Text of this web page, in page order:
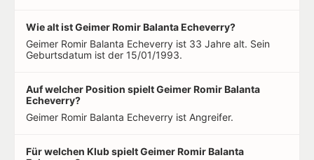
Wie alt ist Geimer Romir Balanta Echeverry?
Geimer Romir Balanta Echeverry ist 33 Jahre alt. Sein
Geburtsdatum ist der 15/01/1993.
Auf welcher Position spielt Geimer Romir Balanta
Echeverry?
Geimer Romir Balanta Echeverry ist Angreifer.
Für welchen Klub spielt Geimer Romir Balanta